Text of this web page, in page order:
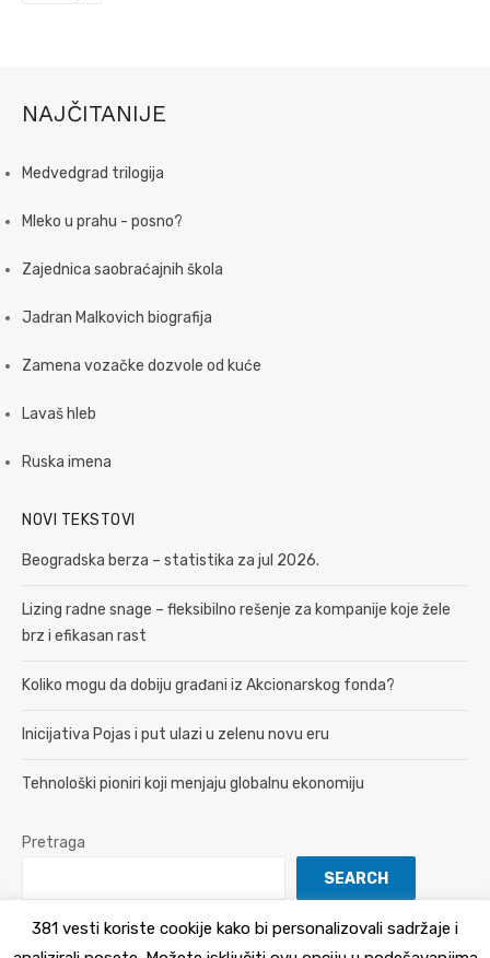
NAJČITANIJE
Medvedgrad trilogija
Mleko u prahu - posno?
Zajednica saobraćajnih škola
Jadran Malkovich biografija
Zamena vozačke dozvole od kuće
Lavaš hleb
Ruska imena
NOVI TEKSTOVI
Beogradska berza – statistika za jul 2026.
Lizing radne snage – fleksibilno rešenje za kompanije koje žele
brz i efikasan rast
Koliko mogu da dobiju građani iz Akcionarskog fonda?
Inicijativa Pojas i put ulazi u zelenu novu eru
Tehnološki pioniri koji menjaju globalnu ekonomiju
Pretraga
SEARCH
381 vesti koriste cookije kako bi personalizovali sadržaje i